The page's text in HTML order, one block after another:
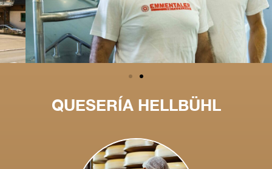
QUESERÍA HELLBÜHL